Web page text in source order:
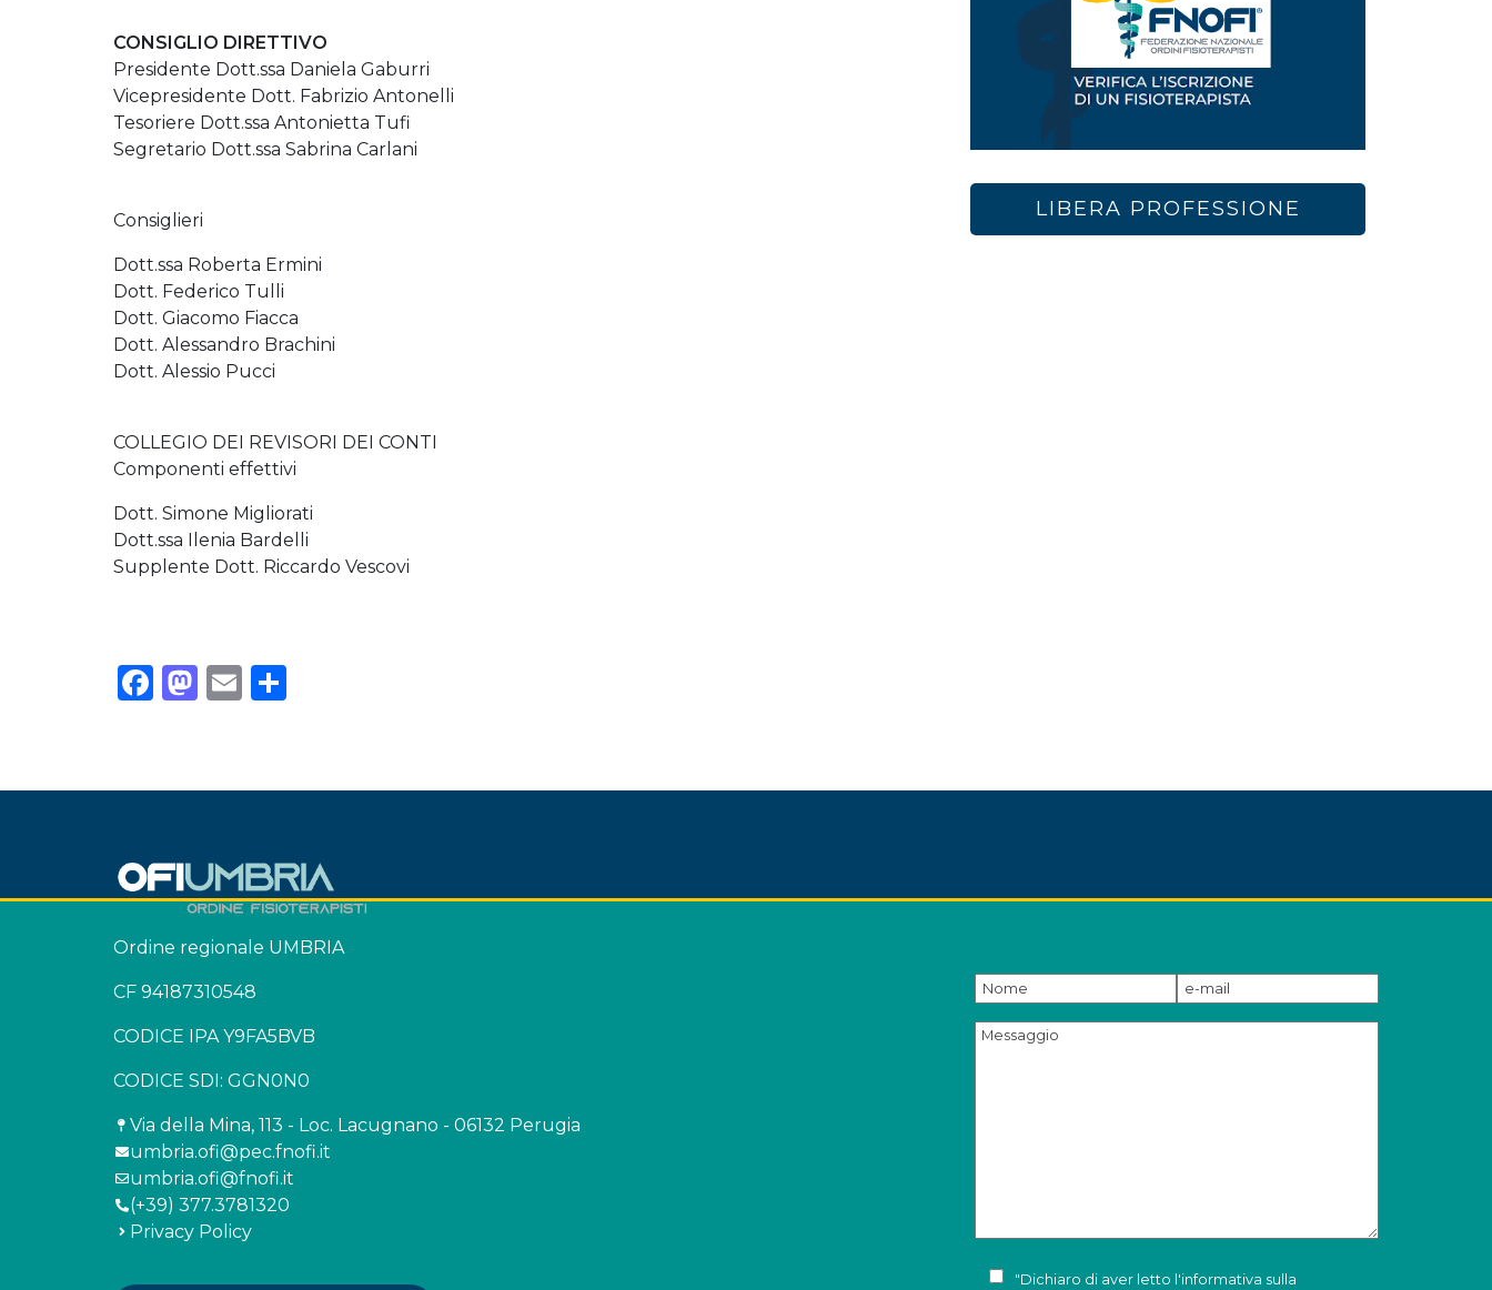
CONSIGLIO DIRETTIVO
Presidente Dott.ssa Daniela Gaburri
Vicepresidente Dott. Fabrizio Antonelli
Tesoriere Dott.ssa Antonietta Tufi
Segretario Dott.ssa Sabrina Carlani
Consiglieri
Dott.ssa Roberta Ermini
Dott. Federico Tulli
Dott. Giacomo Fiacca
Dott. Alessandro Brachini
Dott. Alessio Pucci
COLLEGIO DEI REVISORI DEI CONTI
Componenti effettivi
Dott. Simone Migliorati
Dott.ssa Ilenia Bardelli
Supplente Dott. Riccardo Vescovi
Facebook
Mastodon
Email
LIBERA PROFESSIONE
Ordine regionale UMBRIA
CF 94187310548
CODICE IPA Y9FA5BVB
CODICE SDI: GGN0N0
Via della Mina, 113 - Loc. Lacugnano - 06132 Perugia
umbria.ofi@pec.fnofi.it
umbria.ofi@fnofi.it
(+39) 377.3781320
Privacy Policy
"Dichiaro di aver letto l'informativa sulla